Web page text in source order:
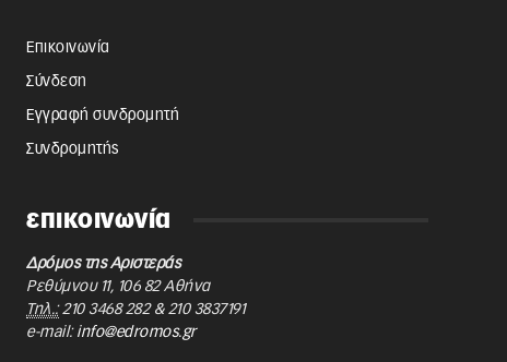
Επικοινωνία
Σύνδεση
Εγγραφή συνδρομητή
Συνδρομητής
επικοινωνία
Δρόμος της Αριστεράς
Ρεθύμνου 11, 106 82 Αθήνα
Τηλ.: 210 3468 282& 210 3837191
e-mail: info@edromos.gr